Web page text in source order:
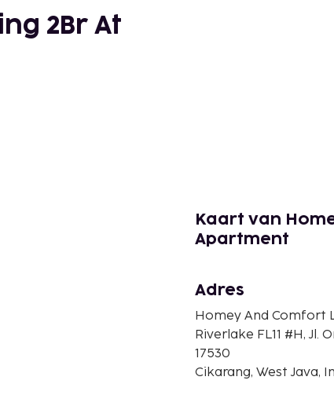
2Br At
Kaart van
Apartment
Adres
Homey And Comfort
Riverlake FL11 #H, Jl.
17530
Cikarang, West Java,